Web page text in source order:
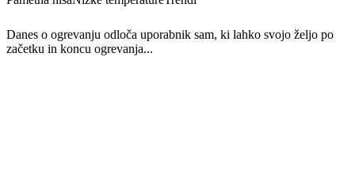
Danes o ogrevanju odloča uporabnik sam, ki lahko svojo željo po
začetku in koncu ogrevanja...